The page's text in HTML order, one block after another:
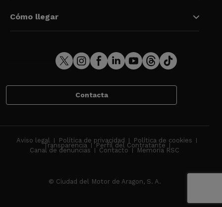
Cómo llegar
Contacta
Aviso legal Política de privacidad Política de cookies
Transparencia Perfil del Contratante
Canal de denuncias Contacto Memoria RSC
© Ciudad del Motor de Aragon, S. A.